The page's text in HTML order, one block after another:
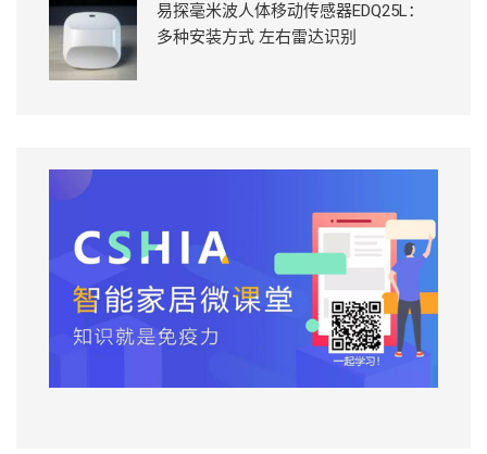
易探毫米波人体移动传感器EDQ25L：
多种安装方式 左右雷达识别